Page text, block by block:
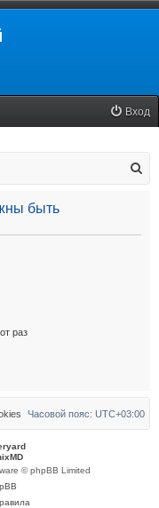
Вход
быть
раз
Часовой пояс: UTC+03:00
© phpBB Limited